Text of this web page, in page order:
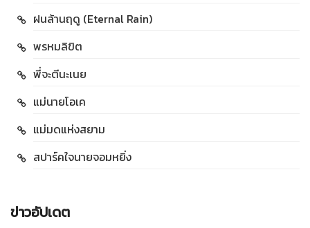
ฝนล้านฤดู (Eternal Rain)
พรหมลิขิต
พี่จะตีนะเนย
แม่นายโอเค
แม่มดแห่งสยาม
สปาร์คใจนายจอมหยิ่ง
ข่าวอัปเดต